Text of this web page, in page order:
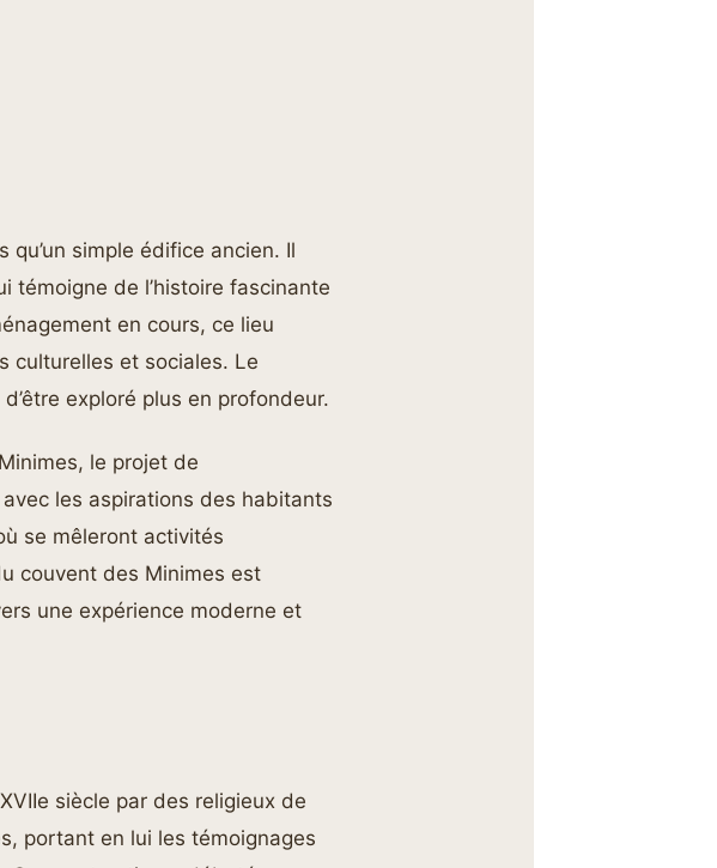
simple édifice ancien. Il
témoigne de l’histoire fascinante
en cours, ce lieu
culturelles et sociales. Le
exploré plus en profondeur.
le projet de
les aspirations des habitants
se mêleront activités
couvent des Minimes est
une expérience moderne et
siècle par des religieux de
portant en lui les témoignages